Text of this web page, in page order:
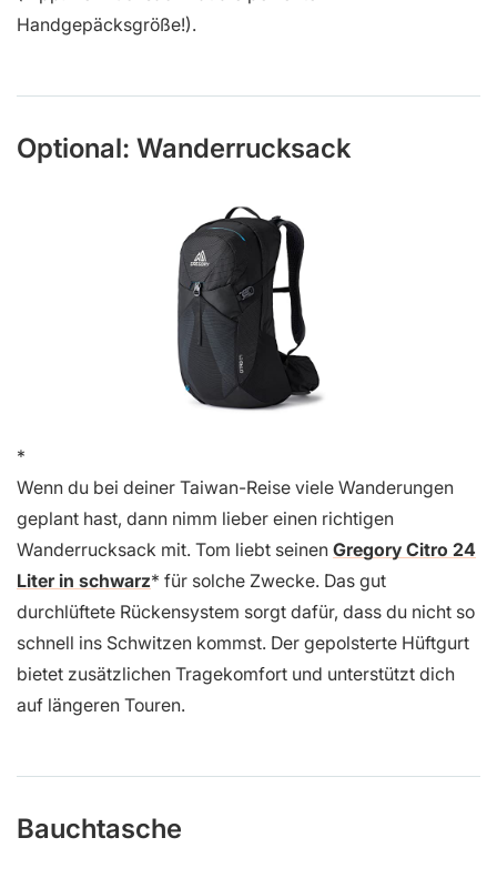
Handgepäcksgröße!).
Optional: Wanderrucksack
Wenn du bei deiner Taiwan-Reise viele Wanderungen
geplant hast, dann nimm lieber einen richtigen
Wanderrucksack mit. Tom liebt seinen Gregory Citro 24
Liter in schwarz
für solche Zwecke. Das gut
durchlüftete Rückensystem sorgt dafür, dass du nicht so
schnell ins Schwitzen kommst. Der gepolsterte Hüftgurt
bietet zusätzlichen Tragekomfort und unterstützt dich
auf längeren Touren.
Bauchtasche